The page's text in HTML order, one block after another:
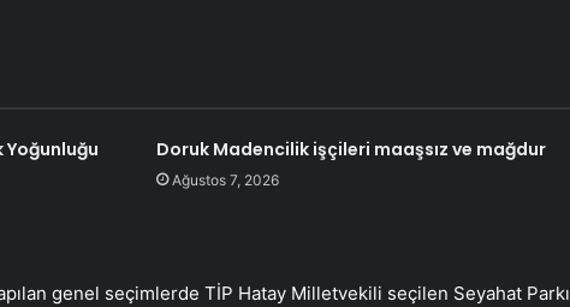
Yoğunluğu Doruk Madencilik işçileri maaşsız ve mağdur
Ağustos 7, 2026
genel seçimlerde TİP Hatay Milletvekili seçilen Seyahat Parkı